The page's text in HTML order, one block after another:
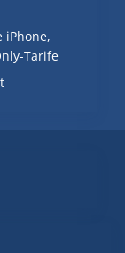
Tarife